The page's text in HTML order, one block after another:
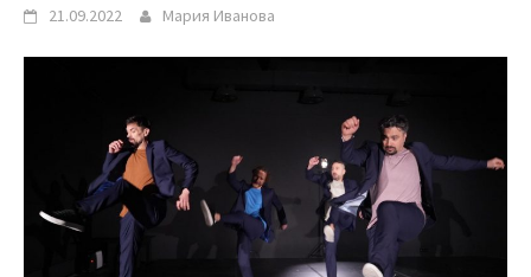
21.09.2022 Мария Иванова